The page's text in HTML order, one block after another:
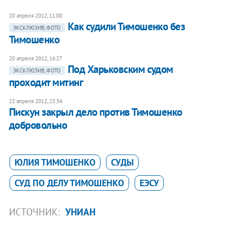
20 апреля 2012, 11:00
ЭКСКЛЮЗИВ, ФОТО
Как судили Тимошенко без
Тимошенко
20 апреля 2012, 16:27
ЭКСКЛЮЗИВ, ФОТО
Под Харьковским судом
проходит митинг
22 апреля 2012, 23:34
Пискун закрыл дело против Тимошенко
добровольно
ЮЛИЯ ТИМОШЕНКО
СУДЫ
СУД ПО ДЕЛУ ТИМОШЕНКО
ЕЭСУ
ИСТОЧНИК: УНИАН